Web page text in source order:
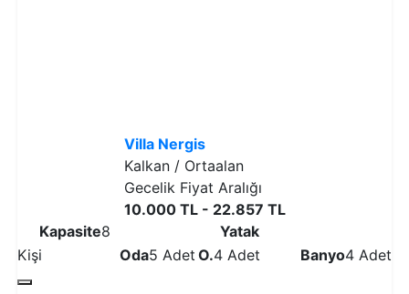
Villa Nergis
Kalkan / Ortaalan
Gecelik Fiyat Aralığı
10.000 TL - 22.857 TL
Kapasite8
Kişi
Oda5 Adet
Yatak
O.4 Adet Banyo4 Adet